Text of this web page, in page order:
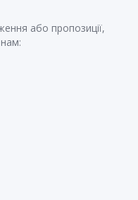
або пропозиції,